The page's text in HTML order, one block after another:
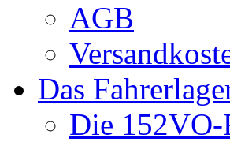
AGB
Das
Die 152VO-